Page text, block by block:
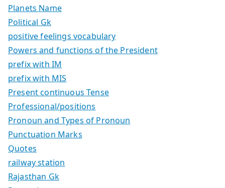
Planets Name
Political Gk
positive feelings vocabulary
Powers and functions of the President
prefix with IM
prefix with MIS
Present continuous Tense
Professional/positions
Pronoun and Types of Pronoun
Punctuation Marks
Quotes
railway station
Rajasthan Gk